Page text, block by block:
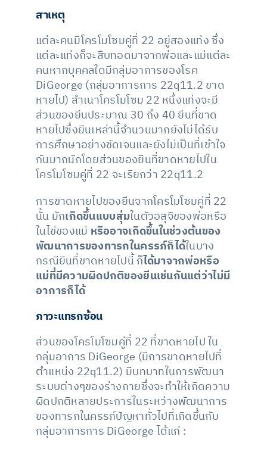
สาเหตุ
แต่ละคนมีโครโมโซมคู่ที่ 22 อยู่สองแท่ง ซึ่ง
แต่ละแท่งก็จะสืบทอดมาจากพ่อและแม่แต่ละ
คนหากบุคคลใดมีกลุ่มอาการของโรค
DiGeorge (กลุ่มอาการการ 22q11.2 ขาด
หายไป) สำเนาโครโมโซม 22 หนึ่งแท่งจะมี
ส่วนของยีนประมาณ 30 ถึง 40 ยีนที่ขาด
หายไปซึ่งยีนเหล่านี้จำนวนมากยังไม่ได้รับ
การศึกษาอย่างชัดเจนและยังไม่เป็นที่เข้าใจ
กันมากนักโดยส่วนของยีนที่ขาดหายไปใน
โครโมโซมคู่ที่ 22 จะเรียกว่า 22q11.2
การขาดหายไปของยีนจากโครโมโซมคู่ที่ 22
นั้น มักเกิดขึ้นแบบสุ่มในตัวอสุจิของพ่อหรือ
ในไข่ของแม่ หรืออาจเกิดขึ้นในช่วงต้นของ
พัฒนาการของทารกในครรภ์ก็ได้ในบาง
กรณียีนที่ขาดหายไปนี้ ก็ได้มาจากพ่อหรือ
แม่ที่มีความผิดปกติของยีนเช่นกันแต่ว่าไม่มี
อาการก็ได้
ภาวะแทรกซ้อน
ส่วนของโครโมโซมคู่ที่ 22 ที่ขาดหายไป ใน
กลุ่มอาการ DiGeorge (มีการขาดหายไปที่
ตำแหน่ง 22q11.2) มีบทบาทในการพัฒนา
ระบบต่างๆของร่างกายซึ่งจะทำให้เกิดความ
ผิดปกติหลายประการในระหว่างพัฒนาการ
ของทารกในครรภ์ปัญหาทั่วไปที่เกิดขึ้นกับ
กลุ่มอาการการ DiGeorge ได้แก่ :